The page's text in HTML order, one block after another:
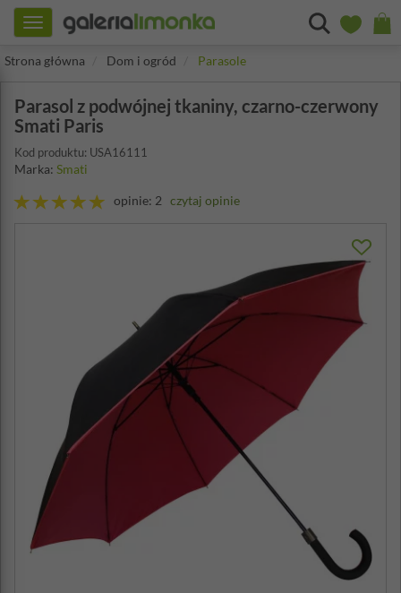
Toggle
navigation
Strona główna
Dom i ogród Parasole
Parasol z podwójnej tkaniny, czarno-czerwony
Smati Paris
Kod produktu: USA16111
Marka: Smati
opinie: 2 czytaj opinie